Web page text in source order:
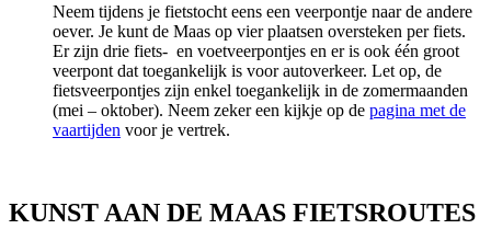
Neem tijdens je fietstocht eens een veerpontje naar de andere
oever. Je kunt de Maas op vier plaatsen oversteken per fiets.
Er zijn drie fiets- en voetveerpontjes en er is ook één groot
veerpont dat toegankelijk is voor autoverkeer. Let op, de
fietsveerpontjes zijn enkel toegankelijk in de zomermaanden
(mei – oktober). Neem zeker een kijkje op de pagina met de
vaartijden voor je vertrek.
KUNST AAN DE MAAS FIETSROUTES